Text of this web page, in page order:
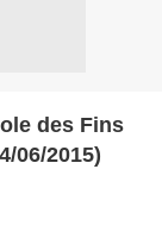
des Fins
06/2015)